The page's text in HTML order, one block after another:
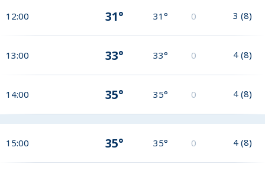
12:00 31° 31° 0 3 (8)
13:00 33° 33° 0 4 (8)
14:00 35° 35° 0 4 (8)
15:00 35° 35° 0 4 (8)